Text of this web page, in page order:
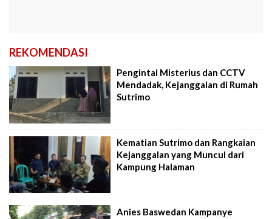
REKOMENDASI
Pengintai Misterius dan CCTV
Mendadak, Kejanggalan di Rumah
Sutrimo
Kematian Sutrimo dan Rangkaian
Kejanggalan yang Muncul dari
Kampung Halaman
Anies Baswedan Kampanye